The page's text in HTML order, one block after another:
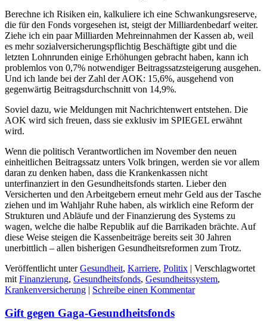
Berechne ich Risiken ein, kalkuliere ich eine Schwankungsreserve,
die für den Fonds vorgesehen ist, steigt der Milliardenbedarf weiter.
Ziehe ich ein paar Milliarden Mehreinnahmen der Kassen ab, weil
es mehr sozialversicherungspflichtig Beschäftigte gibt und die
letzten Lohnrunden einige Erhöhungen gebracht haben, kann ich
problemlos von 0,7% notwendiger Beitragssatzsteigerung ausgehen.
Und ich lande bei der Zahl der AOK: 15,6%, ausgehend von
gegenwärtig Beitragsdurchschnitt von 14,9%.
Soviel dazu, wie Meldungen mit Nachrichtenwert entstehen. Die
AOK wird sich freuen, dass sie exklusiv im SPIEGEL erwähnt
wird.
Wenn die politisch Verantwortlichen im November den neuen
einheitlichen Beitragssatz unters Volk bringen, werden sie vor allem
daran zu denken haben, dass die Krankenkassen nicht
unterfinanziert in den Gesundheitsfonds starten. Lieber den
Versicherten und den Arbeitgebern erneut mehr Geld aus der Tasche
ziehen und im Wahljahr Ruhe haben, als wirklich eine Reform der
Strukturen und Abläufe und der Finanzierung des Systems zu
wagen, welche die halbe Republik auf die Barrikaden brächte. Auf
diese Weise steigen die Kassenbeiträge bereits seit 30 Jahren
unerbittlich – allen bisherigen Gesundheitsreformen zum Trotz.
Veröffentlicht unter Gesundheit, Karriere, Politix | Verschlagwortet
mit Finanzierung, Gesundheitsfonds, Gesundheitssystem,
Krankenversicherung | Schreibe einen Kommentar
Gift gegen Gaga-Gesundheitsfonds